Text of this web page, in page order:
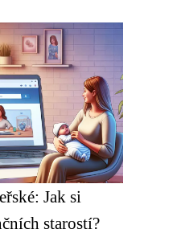
Jak si
starostí?